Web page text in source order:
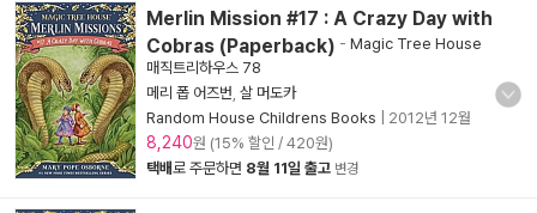
Merlin Mission #17 : A Crazy Day with
Cobras (Paperback) - Magic Tree House
매직트리하우스 78
메리 폽 어즈번 살 머도카
Random House Childrens Books
2012년 12월
8,240원 (15% 할인 / 420원)
택배로 주문하면 8월 11일 출고 변경